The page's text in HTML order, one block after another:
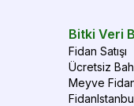
Bitki Veri
Fidan Satışı
Ücretsiz
Meyve